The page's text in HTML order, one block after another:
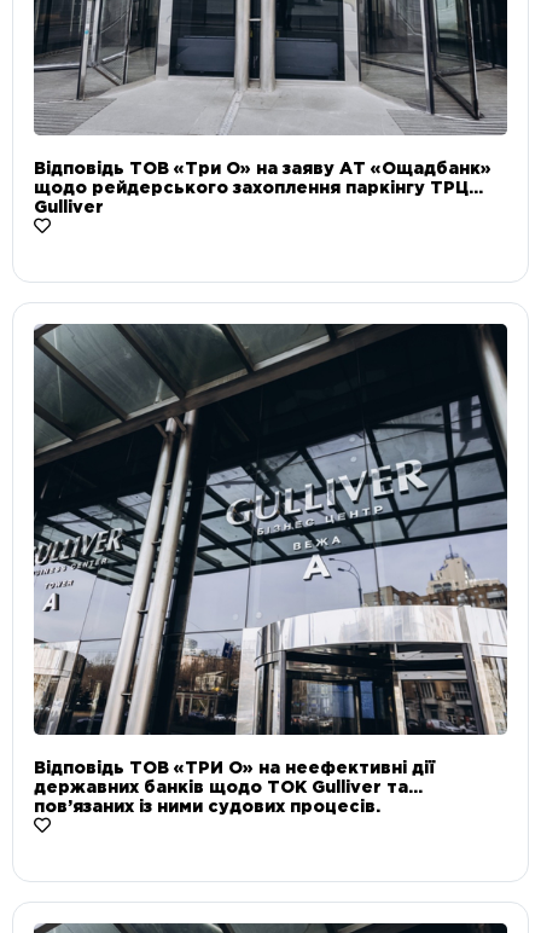
Відповідь ТОВ «Три О» на заяву АТ «Ощадбанк»
щодо рейдерського захоплення паркінгу ТРЦ
Gulliver
Відповідь ТОВ «ТРИ О» на неефективні дії
державних банків щодо ТОК Gulliver та
пов’язаних із ними судових процесів.